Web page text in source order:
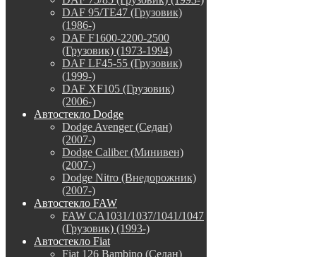
DAF 95/TE47 (Грузовик)
(1986-)
DAF F1600-2200-2500
(Грузовик) (1973-1994)
DAF LF45-55 (Грузовик)
(1999-)
DAF XF105 (Грузовик)
(2006-)
Автостекло Dodge
Dodge Avenger (Седан)
(2007-)
Dodge Caliber (Минивен)
(2007-)
Dodge Nitro (Внедорожник)
(2007-)
Автостекло FAW
FAW CA1031/1037/1041/1047
(Грузовик) (1993-)
Автостекло Fiat
Fiat 126 Bambino (Седан)